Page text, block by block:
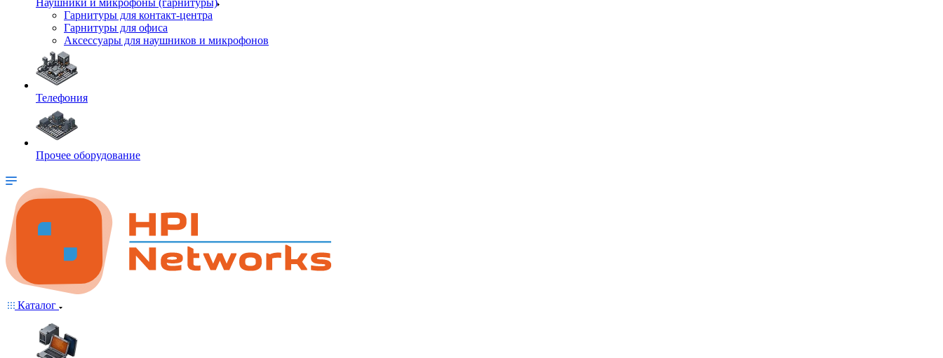
Наушники и микрофоны (гарнитуры)
Гарнитуры для контакт-центра
Гарнитуры для офиса
Аксессуары для наушников и микрофонов
Телефония
Прочее оборудование
Каталог